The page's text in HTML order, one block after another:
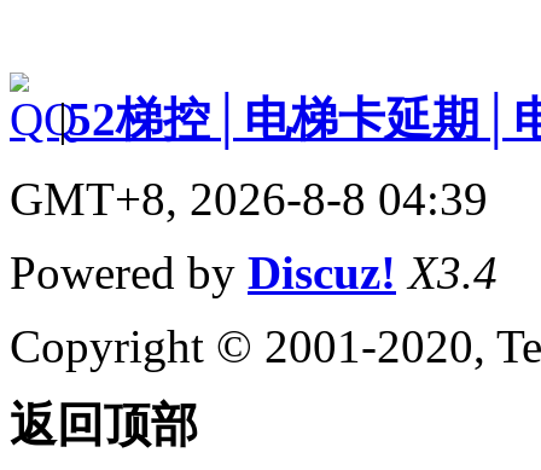
|52梯控│电梯卡延期│
GMT+8, 2026-8-8 04:39
Powered by Discuz! X3.4
Copyright © 2001-2020,
返回顶部